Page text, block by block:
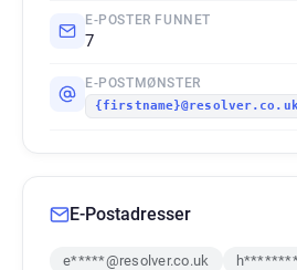
E-POSTER FUNNET
7
E-POSTMØNSTER
E-Postadresser
e*****@resolver.co.uk